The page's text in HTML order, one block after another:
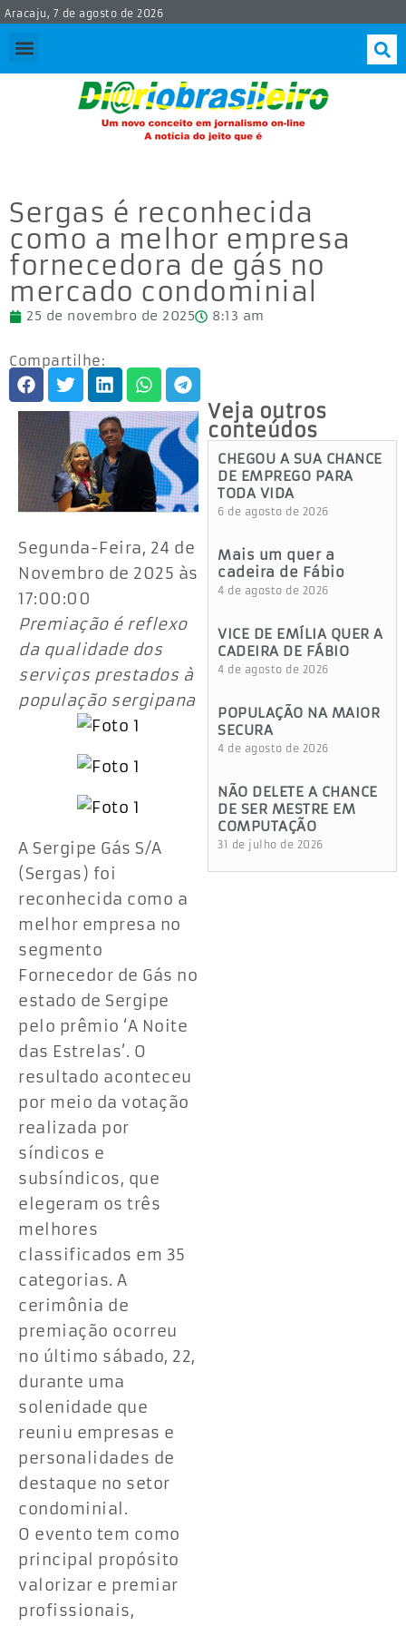
Aracaju, 7 de agosto de 2026
Sergas é reconhecida
como a melhor empresa
fornecedora de gás no
mercado condominial
25 de novembro de 2025 8:13 am
Compartilhe:
Segunda-Feira, 24 de
Novembro de 2025 às
17:00:00
Premiação é reflexo
da qualidade dos
serviços prestados à
população sergipana
A Sergipe Gás S/A
(Sergas) foi
reconhecida como a
melhor empresa no
segmento
Fornecedor de Gás no
estado de Sergipe
pelo prêmio ‘A Noite
das Estrelas’. O
resultado aconteceu
por meio da votação
realizada por
síndicos e
subsíndicos, que
elegeram os três
melhores
classificados em 35
categorias. A
cerimônia de
premiação ocorreu
no último sábado, 22,
durante uma
solenidade que
reuniu empresas e
personalidades de
destaque no setor
condominial.
O evento tem como
principal propósito
valorizar e premiar
profissionais,
Veja outros
conteúdos
CHEGOU A SUA CHANCE
DE EMPREGO PARA
TODA VIDA
6 de agosto de 2026
Mais um quer a
cadeira de Fábio
4 de agosto de 2026
VICE DE EMÍLIA QUER A
CADEIRA DE FÁBIO
4 de agosto de 2026
POPULAÇÃO NA MAIOR
SECURA
4 de agosto de 2026
NÃO DELETE A CHANCE
DE SER MESTRE EM
COMPUTAÇÃO
31 de julho de 2026